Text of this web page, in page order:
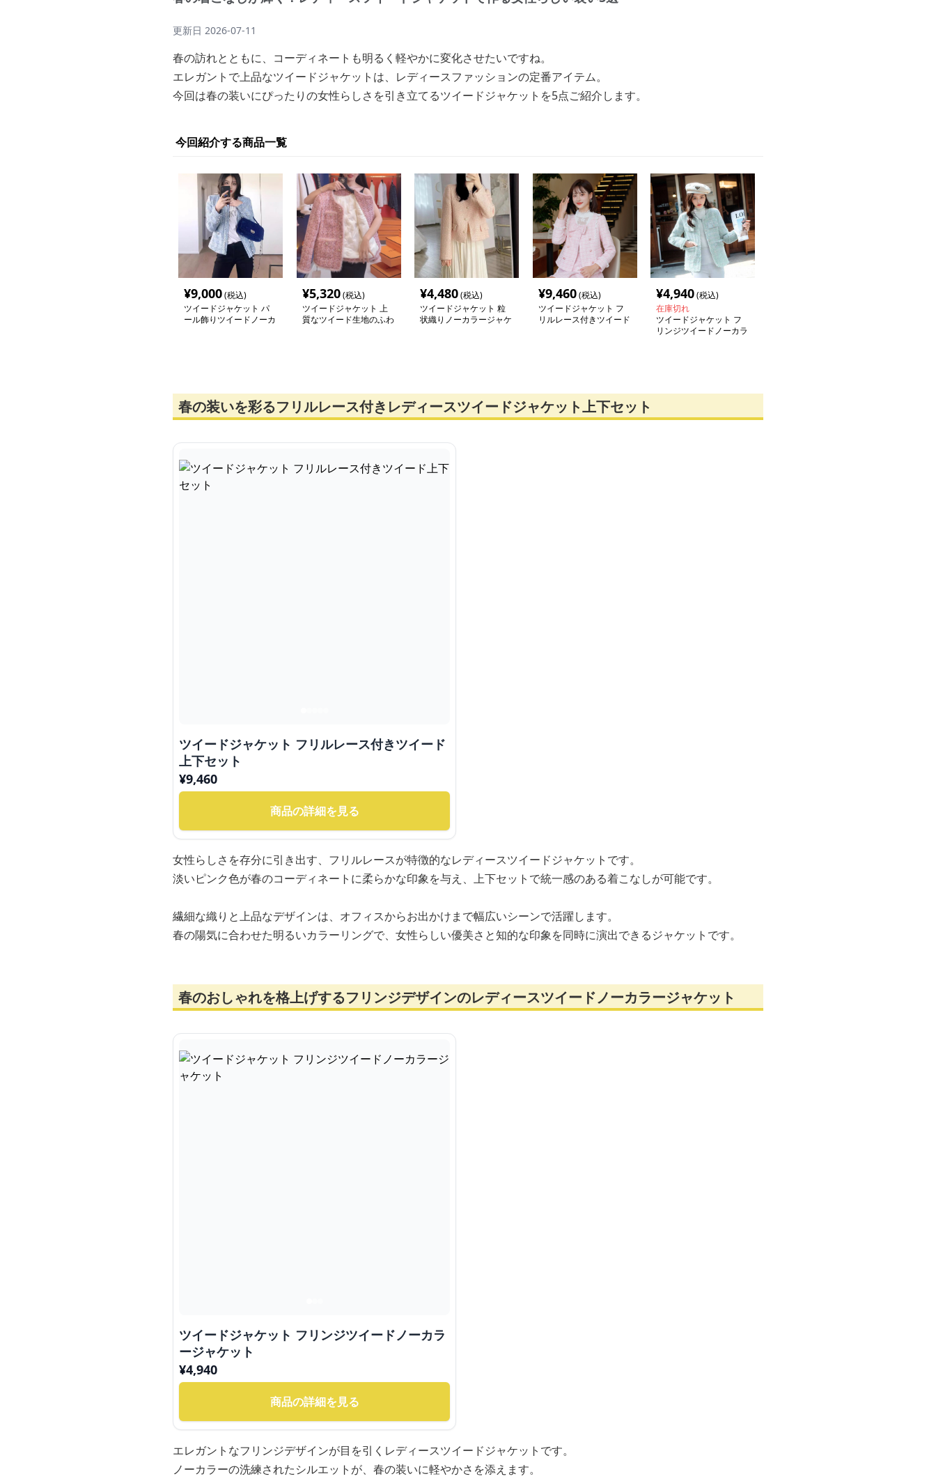
更新日 2026-07-11
春の訪れとともに、コーディネートも明るく軽やかに変化させたいですね。
エレガントで上品なツイードジャケットは、レディースファッションの定番アイテム。
今回は春の装いにぴったりの女性らしさを引き立てるツイードジャケットを5点ご紹介します。
今回紹介する商品一覧
¥9,000(税込)
ツイードジャケット パ
ール飾りツイードノーカ
¥5,320(税込)
ツイードジャケット 上
質なツイード生地のふわ
¥4,480(税込)
ツイードジャケット 粒
状織りノーカラージャケ
¥9,460(税込)
ツイードジャケット フ
リルレース付きツイード
¥4,940(税込)
在庫切れ
ツイードジャケット フ
リンジツイードノーカラ
春の装いを彩るフリルレース付きレディースツイードジャケット上下セット
ツイードジャケット フリルレース付きツイード
上下セット
¥9,460
商品の詳細を見る
女性らしさを存分に引き出す、フリルレースが特徴的なレディースツイードジャケットです。
淡いピンク色が春のコーディネートに柔らかな印象を与え、上下セットで統一感のある着こなしが可能です。
繊細な織りと上品なデザインは、オフィスからお出かけまで幅広いシーンで活躍します。
春の陽気に合わせた明るいカラーリングで、女性らしい優美さと知的な印象を同時に演出できるジャケットです。
春のおしゃれを格上げするフリンジデザインのレディースツイードノーカラージャケット
ツイードジャケット フリンジツイードノーカラ
ージャケット
¥4,940
商品の詳細を見る
エレガントなフリンジデザインが目を引くレディースツイードジャケットです。
ノーカラーの洗練されたシルエットが、春の装いに軽やかさを添えます。